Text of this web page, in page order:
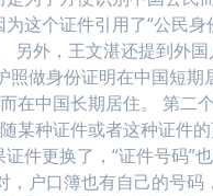
这个证件引用了“公民
另外，王文湛还提到外
做身份证明在中国短
在中国长期居住。 第二
某种证件或者这种证件
件更换了，“证件号码”
户口簿也有自己的号